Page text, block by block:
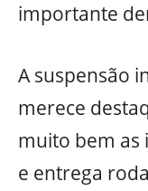
importante
A suspensão
merece
muito bem as
e entrega